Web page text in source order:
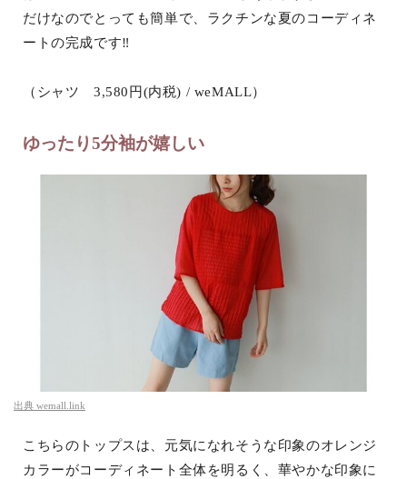
だけなのでとっても簡単で、ラクチンな夏のコーディネ
ートの完成です‼
（シャツ 3,580円(内税) / weMALL）
ゆったり5分袖が嬉しい
出典 wemall.link
こちらのトップスは、元気になれそうな印象のオレンジ
カラーがコーディネート全体を明るく、華やかな印象に